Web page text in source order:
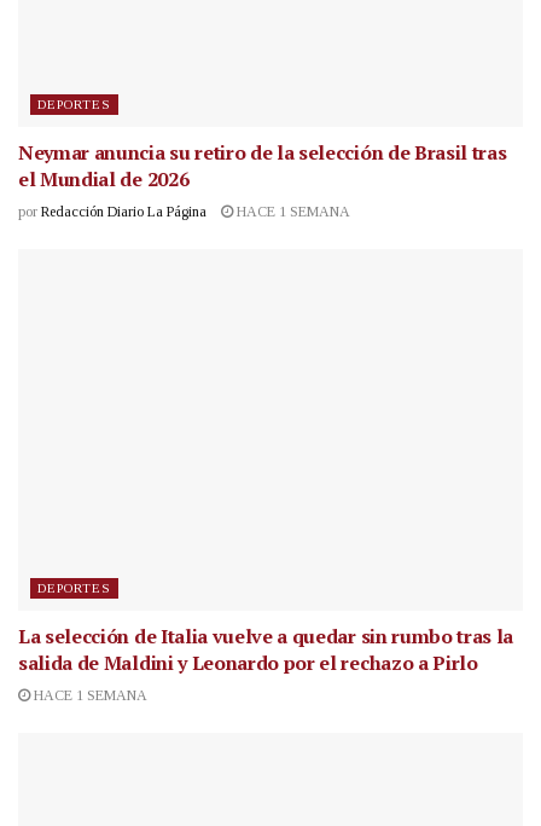
DEPORTES
Neymar anuncia su retiro de la selección de Brasil tras
el Mundial de 2026
por Redacción Diario La Página HACE 1 SEMANA
DEPORTES
La selección de Italia vuelve a quedar sin rumbo tras la
salida de Maldini y Leonardo por el rechazo a Pirlo
HACE 1 SEMANA